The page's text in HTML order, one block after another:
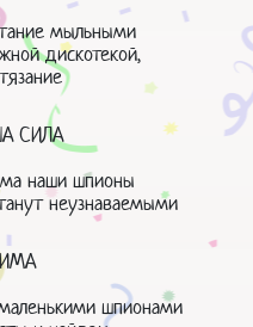
мыльными
дискотекой,
СИЛА
наши шпионы
неузнаваемыми
шпионами